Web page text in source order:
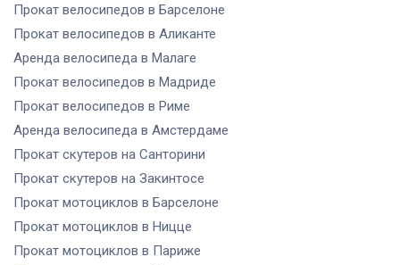
Прокат велосипедов в Барселоне
Прокат велосипедов в Аликанте
Аренда велосипеда в Малаге
Прокат велосипедов в Мадриде
Прокат велосипедов в Риме
Аренда велосипеда в Амстердаме
Прокат скутеров на Санторини
Прокат скутеров на Закинтосе
Прокат мотоциклов в Барселоне
Прокат мотоциклов в Ницце
Прокат мотоциклов в Париже